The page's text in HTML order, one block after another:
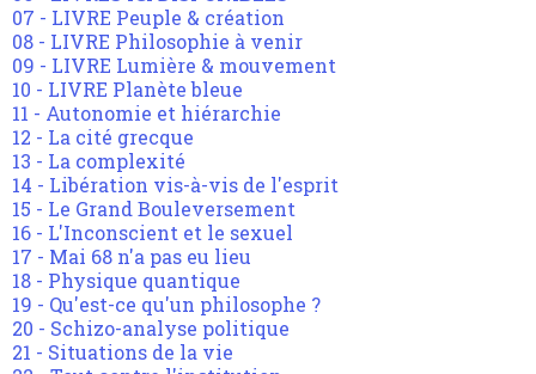
07 - LIVRE Peuple & création
08 - LIVRE Philosophie à venir
09 - LIVRE Lumière & mouvement
10 - LIVRE Planète bleue
11 - Autonomie et hiérarchie
12 - La cité grecque
13 - La complexité
14 - Libération vis-à-vis de l'esprit
15 - Le Grand Bouleversement
16 - L'Inconscient et le sexuel
17 - Mai 68 n'a pas eu lieu
18 - Physique quantique
19 - Qu'est-ce qu'un philosophe ?
20 - Schizo-analyse politique
21 - Situations de la vie